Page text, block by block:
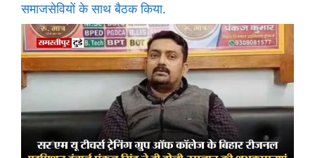
समाजसेवियों के साथ बैठक किया.